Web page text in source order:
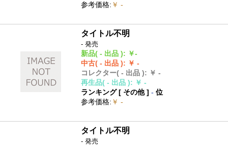
参考価格: ￥ -
タイトル不明
- 発売
新品( - 出品 ): ￥-
中古( - 出品 ): ￥ -
コレクター( - 出品 ): ￥ -
再生品( - 出品 ): ￥ -
ランキング [ その他]- 位
参考価格: ￥ -
タイトル不明
- 発売